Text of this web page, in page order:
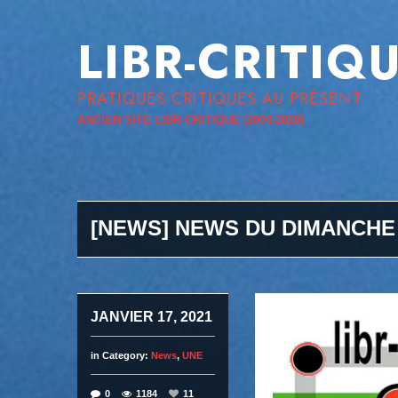
LIBR-
PRATIQUES CRITIQUES AU PRÉSENT
ANCIEN SITE LIBR-CRITIQUE [2004-2020]
[NEWS] NEWS DU DIMANCHE
JANVIER 17, 2021
in Category: News, UNE
0 1184 11